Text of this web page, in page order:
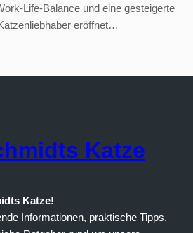
Life-Balance und eine gesteigerte
eröffnet…
Katze
Katze!
Informationen, praktische Tipps,